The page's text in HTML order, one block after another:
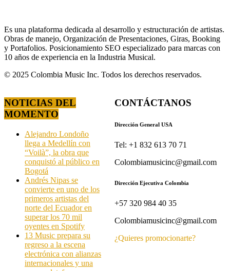
Es una plataforma dedicada al desarrollo y estructuración de artistas.
Obras de manejo, Organización de Presentaciones, Giras, Booking
y Portafolios. Posicionamiento SEO especializado para marcas con
10 años de experiencia en la Industria Musical.
© 2025 Colombia Music Inc. Todos los derechos reservados.
NOTICIAS DEL
MOMENTO
Alejandro Londoño
llega a Medellín con
“Voilà”, la obra que
conquistó al público en
Bogotá
Andrés Nipas se
convierte en uno de los
primeros artistas del
norte del Ecuador en
superar los 70 mil
oyentes en Spotify
13 Music prepara su
regreso a la escena
electrónica con alianzas
internacionales y una
CONTÁCTANOS
Dirección General USA
Tel: +1 832 613 70 71
Colombiamusicinc@gmail.com
Dirección Ejecutiva Colombia
+57 320 984 40 35
Colombiamusicinc@gmail.com
¿Quieres promocionarte?